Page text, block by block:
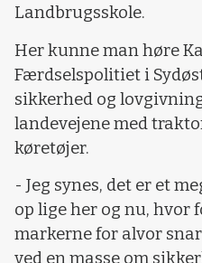
Landbrugsskole.
Her kunne man høre
Færdselspolitiet i
sikkerhed og
landevejene med
køretøjer.
- Jeg synes, det er et
op lige her og nu, hvor
markerne for alvor
ved en masse om